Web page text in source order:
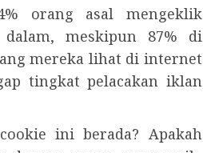
orang asal mengeklik
meskipun 87% di
mereka lihat di internet
tingkat pelacakan iklan
ini berada? Apakah